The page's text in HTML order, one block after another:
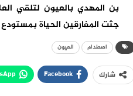
بن المهدي بالعيون لتلقي
جثت المفارقين الحياة بمستودع
اصطدام العيون
شارك Facebook